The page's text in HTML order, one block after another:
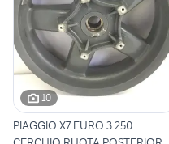
10
PIAGGIO X7 EURO 3 250